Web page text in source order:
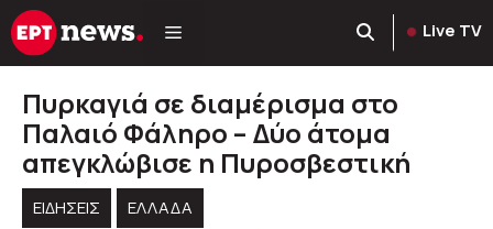
Μετάβαση
σε
Live TV
Πυρκαγιά σε διαμέρισμα στο
Παλαιό Φάληρο – Δύο άτομα
απεγκλώβισε η Πυροσβεστική
ΕΙΔΗΣΕΙΣ
ΕΛΛΑΔΑ